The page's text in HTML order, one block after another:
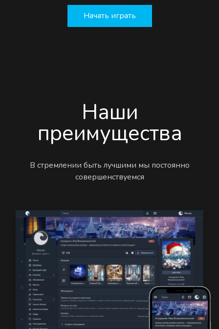
Начать играть
Наши
преимущества
В стремлении быть лучшими мы постоянно
совершенствуемся